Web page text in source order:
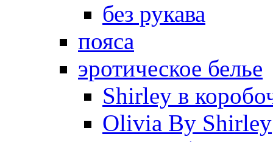
без рукава
пояса
эротическое белье
Shirley в
Olivia By Shirley